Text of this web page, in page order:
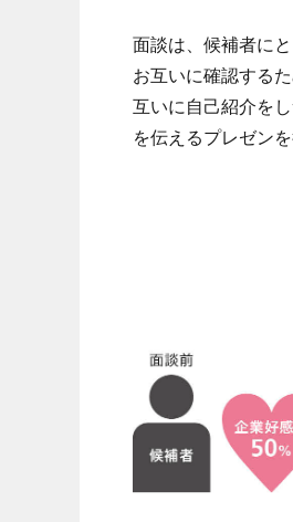
面談は、候補者に
お互いに確認する
互いに自己紹介を
を伝えるプレゼン